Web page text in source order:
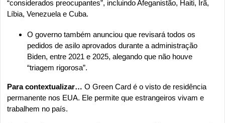
“considerados preocupantes”, incluindo Afeganistão, Haiti, Irã,
Líbia, Venezuela e Cuba.
O governo também anunciou que revisará todos os
pedidos de asilo aprovados durante a administração
Biden, entre 2021 e 2025, alegando que não houve
“triagem rigorosa”.
Para contextualizar… O Green Card é o visto de residência
permanente nos EUA. Ele permite que estrangeiros vivam e
trabalhem no país.